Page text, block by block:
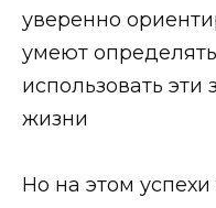
уверенно
умеют
использовать
жизни
Но на этом